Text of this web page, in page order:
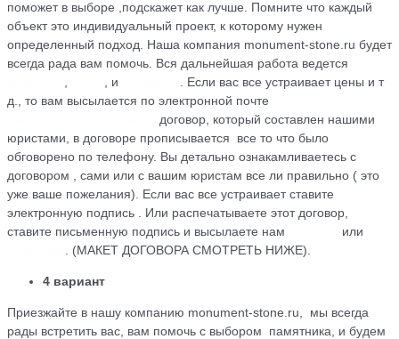
поможет в выборе ,подскажет как лучше. Помните что каждый
объект это индивидуальный проект, к которому нужен
определенный подход. Наша компания monument-stone.ru будет
всегда рада вам помочь. Вся дальнейшая работа ведется
, , и
. Если вас все устраивает цены и т
д., то вам высылается по электронной почте
договор, который cоставлен нашими
юристами, в договоре прописывается все то что было
обговорено по телефону. Вы детально ознакамливаетесь с
договором , сами или с вашим юристам все ли правильно ( это
уже ваше пожелания). Если вас все устраивает ставите
электронную подпись . Или распечатываете этот договор,
ставите письменную подпись и высылаете нам
или
. (МАКЕТ ДОГОВОРА СМОТРЕТЬ НИЖЕ).
4 вариант
Приезжайте в нашу компанию monument-stone.ru, мы всегда
рады встретить вас, вам помочь с выбором памятника, и будем